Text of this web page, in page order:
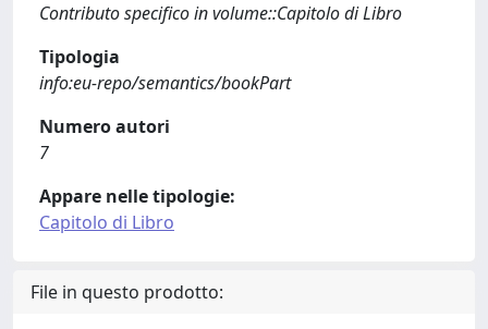
Contributo specifico in volume::Capitolo di Libro
Tipologia
info:eu-repo/semantics/bookPart
Numero autori
7
Appare nelle tipologie:
Capitolo di Libro
File in questo prodotto: